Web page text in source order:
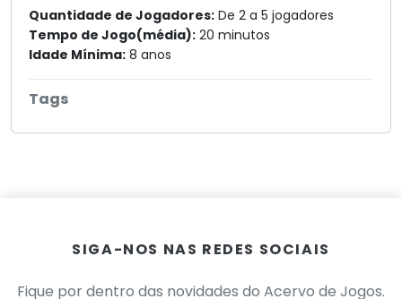
Quantidade de Jogadores: De 2 a 5 jogadores
Tempo de Jogo(média): 20 minutos
Idade Mínima: 8 anos
Tags
SIGA-NOS NAS REDES SOCIAIS
Fique por dentro das novidades do Acervo de Jogos.